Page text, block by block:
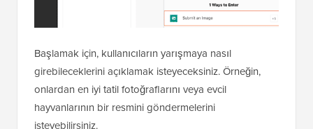
Başlamak için, kullanıcıların yarışmaya nasıl
girebileceklerini açıklamak isteyeceksiniz. Örneğin,
onlardan en iyi tatil fotoğraflarını veya evcil
hayvanlarının bir resmini göndermelerini
isteyebilirsiniz.